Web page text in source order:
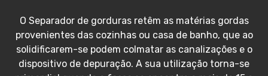
O Separador de gorduras retêm as matérias gordas
provenientes das cozinhas ou casa de banho, que ao
solidificarem-se podem colmatar as canalizações e o
dispositivo de depuração. A sua utilização torna-se